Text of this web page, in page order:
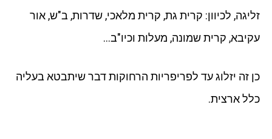
זליגה, לכיוון: קרית גת, קרית מלאכי, שדרות, ב"ש, אור
עקיבא, קרית שמונה, מעלות וכיו"ב…
כן זה יזלוג עד לפריפריות הרחוקות דבר שיתבטא בעליה
כלל ארצית.